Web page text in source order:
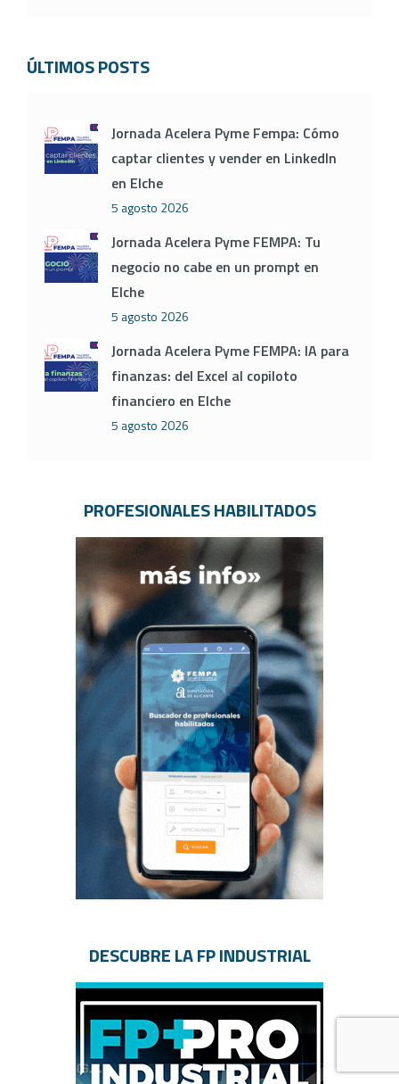
ÚLTIMOS POSTS
Jornada Acelera Pyme Fempa: Cómo
captar clientes y vender en LinkedIn
en Elche
5 agosto 2026
Jornada Acelera Pyme FEMPA: Tu
negocio no cabe en un prompt en
Elche
5 agosto 2026
Jornada Acelera Pyme FEMPA: IA para
finanzas: del Excel al copiloto
financiero en Elche
5 agosto 2026
PROFESIONALES HABILITADOS
DESCUBRE LA FP INDUSTRIAL